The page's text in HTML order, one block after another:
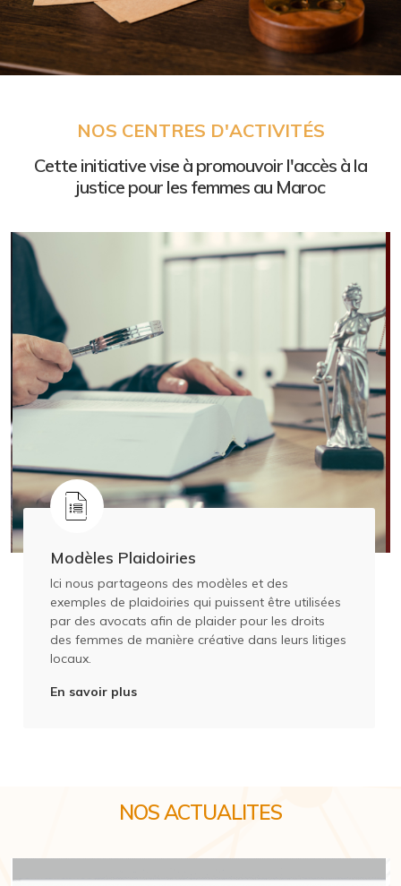
Normes internationales
Comment les plaider devant les tribunaux
Cliquez ici »
NOS CENTRES D'ACTIVITÉS
Cette initiative vise à promouvoir l'accès à la
justice pour les femmes au Maroc
Modèles Plaidoiries
Ici nous partageons des modèles et des
exemples de plaidoiries qui puissent être utilisées
par des avocats afin de plaider pour les droits
des femmes de manière créative dans leurs litiges
locaux.
En savoir plus
NOS ACTUALITES